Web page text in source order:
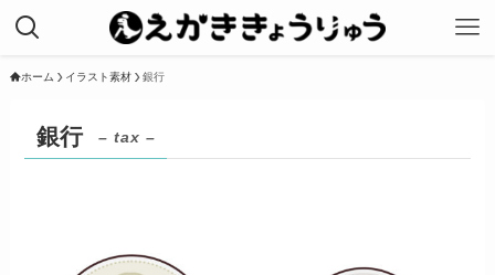
ホーム イラスト素材 銀行
銀行 – tax –